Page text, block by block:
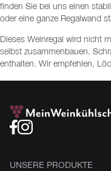
finden Sie bei uns einen
oder eine ganze Regalwand
Dieses Weinregal wird nicht
selbst zusammenbauen.
enthalten. Wir empfehlen,
UNSERE PRODUKTE